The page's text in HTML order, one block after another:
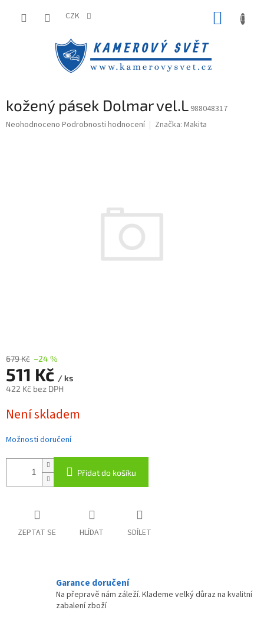
CZK
kožený pásek Dolmar vel.L 988048317
Průměrné
Neohodnoceno Podrobnosti hodnocení Značka: Makita
679 Kč –24 %
511 Kč / ks
422 Kč bez DPH
cena:
Není skladem
Možnosti doručení
Přidat do košíku
ZEPTAT SE HLÍDAT SDÍLET
Garance doručení
Na přepravě nám záleží. Klademe velký důraz na kvalitní
zabalení zboží